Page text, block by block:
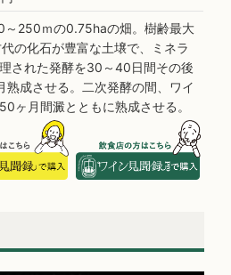
250ｍの0.75haの畑。樹齢最大
の化石が豊富な土壌で、ミネラ
された発酵を30～40日間その後
熟成させる。二次発酵の間、ワイ
ヶ月間澱とともに熟成させる。